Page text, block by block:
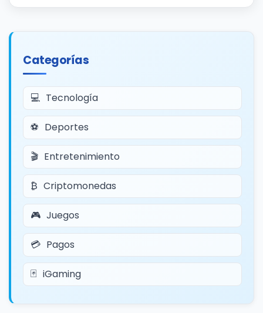
Categorías
Tecnología
Deportes
Entretenimiento
Criptomonedas
Juegos
Pagos
iGaming